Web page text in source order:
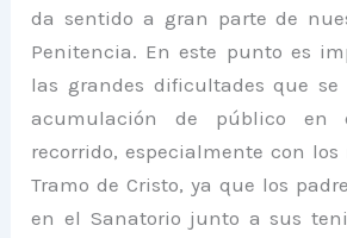
da sentido a gran parte de
Penitencia. En este punto es
las grandes dificultades que se
acumulación de público en
recorrido, especialmente con
Tramo de Cristo, ya que los
en el Sanatorio junto a sus